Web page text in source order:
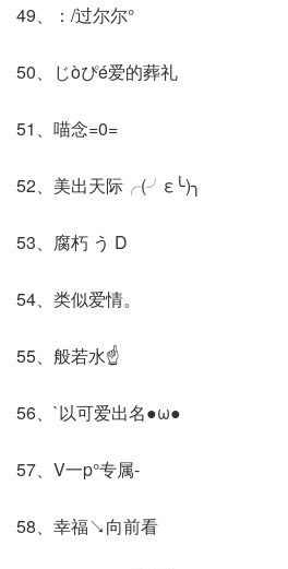
49、：/过尔尔°
50、じòぴé爱的葬礼
51、喵念=0=
52、美出天际╭(╯ε╰)╮
53、腐朽 う D
54、类似爱情。
55、般若水☝
56、`以可爱出名●ω●
57、V一p°专属-
58、幸福↘向前看